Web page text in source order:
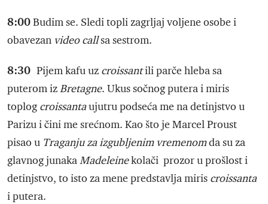
8:00Budim se. Sledi topli zagrljaj voljene osobe i
obavezan video callsa sestrom.
8:30 Pijem kafu uz croissantili parče hleba sa
puterom izBretagne. Ukus sočnog putera i miris
toplogcroissantaujutru podseća me na detinjstvo u
Parizu i čini me srećnom. Kao što je Marcel Proust
pisao u Traganju za izgubljenim vremenomda su za
glavnog junakaMadeleinekolači prozor u prošlost i
detinjstvo, to isto za mene predstavlja miris croissanta
i putera.